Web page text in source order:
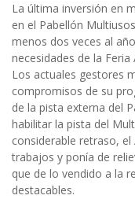
La última inversión en
en el Pabellón
menos dos veces al
necesidades de la
Los actuales gestores
compromisos de su
de la pista externa del
habilitar la pista del
considerable retraso,
trabajos y ponía de
que de lo vendido a la
destacables.